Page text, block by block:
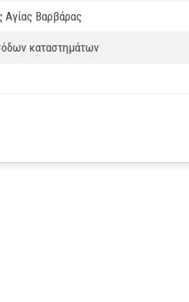
Αγίας Βαρβάρας
καταστημάτων